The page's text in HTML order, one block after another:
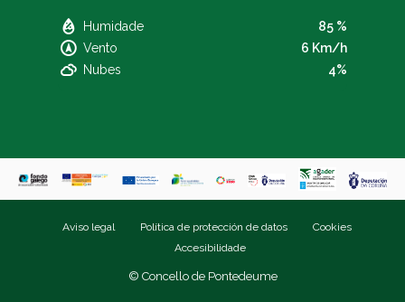
Humidade
85 %
Vento
6 Km/h
Nubes
4%
Aviso legal Política de protección de datos
Cookies
Accesibilidade
© Concello de Pontedeume